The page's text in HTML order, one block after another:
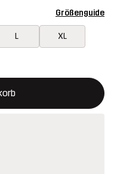
Größenguide
L XL
legt den neuen Artikel in